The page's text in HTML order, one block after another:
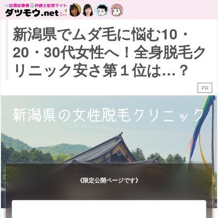
新潟県でムダ毛に悩む10・
20・30代女性へ！全身脱毛ク
リニック安さ第１位は…？
PR
《限定公開ページです》